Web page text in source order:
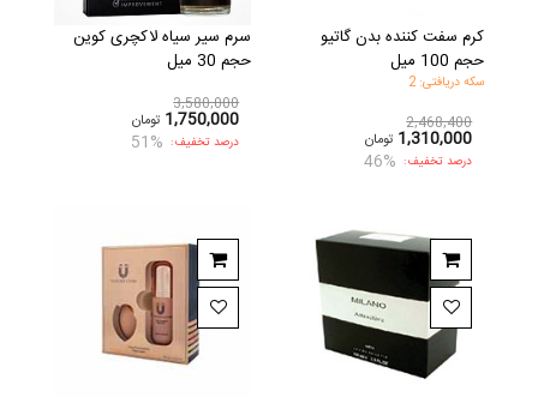
کرم سفت کننده بدن گاتیو
حجم 100 میل
سکه دریافتی: 2
2,468,400
1,310,000 تومان
درصد تخفیف: 46%
سرم سیر سیاه لاکچری کوین
حجم 30 میل
3,580,000
1,750,000 تومان
درصد تخفیف: 51%